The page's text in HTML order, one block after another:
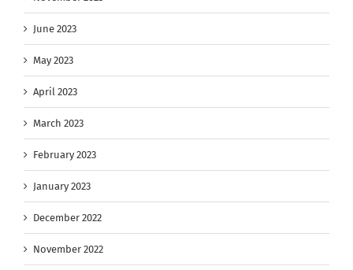
June 2023
May 2023
April 2023
March 2023
February 2023
January 2023
December 2022
November 2022